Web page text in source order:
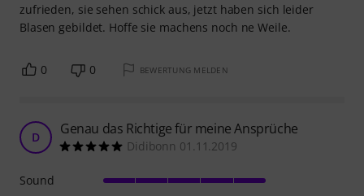
zufrieden, sie sehen schick aus, jetzt haben sich leider
Blasen gebildet. Hoffe sie machens noch ne Weile.
0 0 BEWERTUNG MELDEN
D Genau das Richtige für meine Ansprüche
Didibonn 01.11.2019
Sound